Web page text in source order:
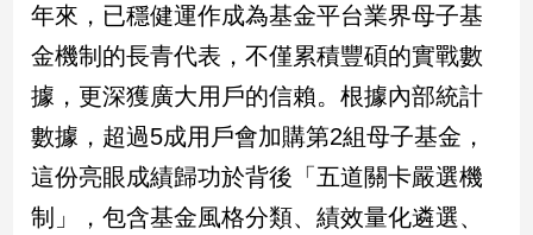
生
活
建
築/
室
設
年來，已穩健運作成為基金平台業界母子基
金機制的長青代表，不僅累積豐碩的實戰數
據，更深獲廣大用戶的信賴。根據內部統計
數據，超過5成用戶會加購第2組母子基金，
這份亮眼成績歸功於背後「五道關卡嚴選機
制」，包含基金風格分類、績效量化遴選、